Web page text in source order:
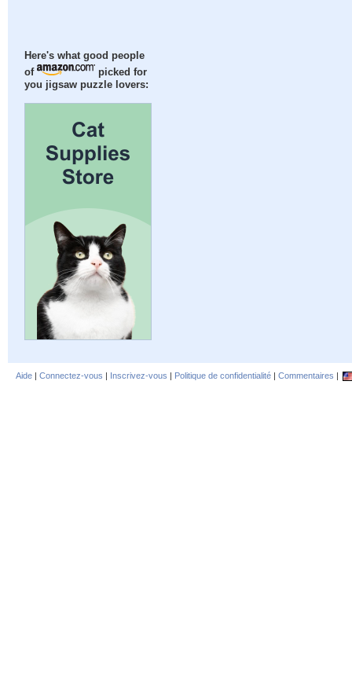
Here's what good people
of
picked for
you jigsaw puzzle lovers:
Aide | Connectez-vous | Inscrivez-vous | Politique de confidentialité | Commentaires |